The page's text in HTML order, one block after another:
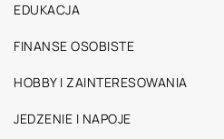
EDUKACJA
FINANSE OSOBISTE
HOBBY I ZAINTERESOWANIA
JEDZENIE I NAPOJE